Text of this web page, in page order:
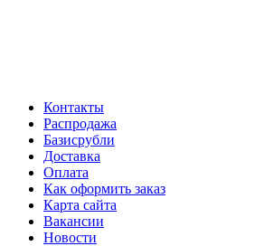
Контакты
Распродажа
Базисрубли
Доставка
Оплата
Как оформить заказ
Карта сайта
Вакансии
Новости